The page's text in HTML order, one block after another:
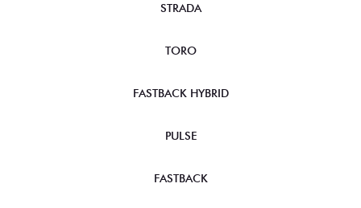
STRADA
TORO
FASTBACK HYBRID
PULSE
FASTBACK